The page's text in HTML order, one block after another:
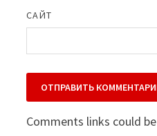
САЙТ
Comments links could be